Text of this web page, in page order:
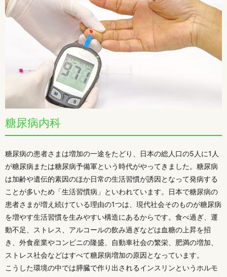
糖尿病内科
糖尿病の患者さまは増加の一途をたどり、日本の総人口の5人に1人
が糖尿病または糖尿病予備軍という時代がやってきました。糖尿病
は加齢や遺伝的素因のほか日常の生活習慣が誘因となって発病する
ことが多いため「生活習慣病」といわれています。日本で糖尿病の
患者さまが増え続けている理由の1つは、現代社会そのものが糖尿病
を増やす生活習慣を生みやすい構造にあるからです。食べ過ぎ、運
動不足、ストレス、アルコールの飲み過ぎなどは血糖の上昇を招
き、外食産業やコンビニの隆盛、自動車社会の繁栄、肥満の増加、
ストレス社会などはすべて糖尿病増加の原因となっています。
こうした環境の中では膵臓で作り出されるインスリンというホルモ